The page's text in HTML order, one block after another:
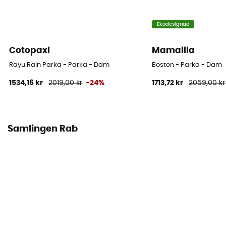
Material
Cotopaxi
Rayu Rain Parka - Parka - Dam
1534,16 kr 2019,00 kr -24%
Ekodesignad
Mamalila
Boston - Parka - Dam
1713,72 kr 2059,00 kr
Samlingen Rab